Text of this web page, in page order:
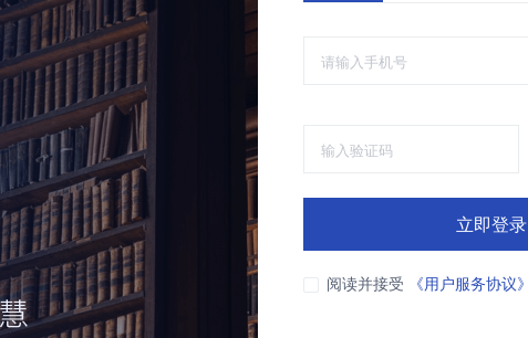
立即登录
阅读并接受 《用户服务协议》